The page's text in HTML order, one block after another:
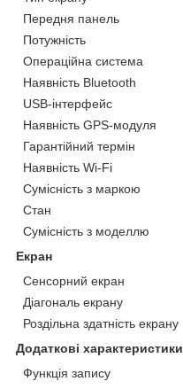
Передня панель
Потужність
Операційна система
Наявність Bluetooth
USB-інтерфейс
Наявність GPS-модуля
Гарантійний термін
Наявність Wi-Fi
Сумісність з маркою
Стан
Сумісність з моделлю
Екран
Сенсорний екран
Діагональ екрану
Роздільна здатність екрану
Додаткові характеристики
Функція запису